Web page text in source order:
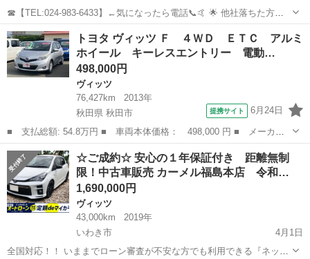
☎【TEL:024-983-6433】←気になったら電話📞🤙 🌟 他社落ちた方、
オトロンは見捨てません 🌟 💰 金利ゼロで夢のクルマをGET 💰 今回
のお車はこちら🚗 https://www.otoron.jp/l...
福島 郡山市 ヴィッツ
トヨタ ヴィッツ Ｆ ４ＷＤ ＥＴＣ アルミ
ホイール キーレスエントリー 電動…
498,000円
ヴィッツ
76,427km
2013年
秋田県 秋田市
提携サイト 6月24日
■ 支払総額: 54.8万円 ■ 車両本体価格： 498,000 円 ■ メーカー
名： トヨタ ■ 車種名： ヴィッツ ■ グレード名： Ｆ ４Ｗ
Ｄ ＥＴＣ アルミホイール キーレスエントリー 電動格納ミラ
ー ＣＶＴ 衝突...
秋田 秋田市 ヴィッツ
☆ご成約☆ 安心の１年保証付き 距離無制
限！中古車販売 カーメル福島本店 令和…
1,690,000円
ヴィッツ
43,000km
2019年
いわき市
4月1日
全国対応！！ いままでローン審査が不安な方でも利用できる『ネット